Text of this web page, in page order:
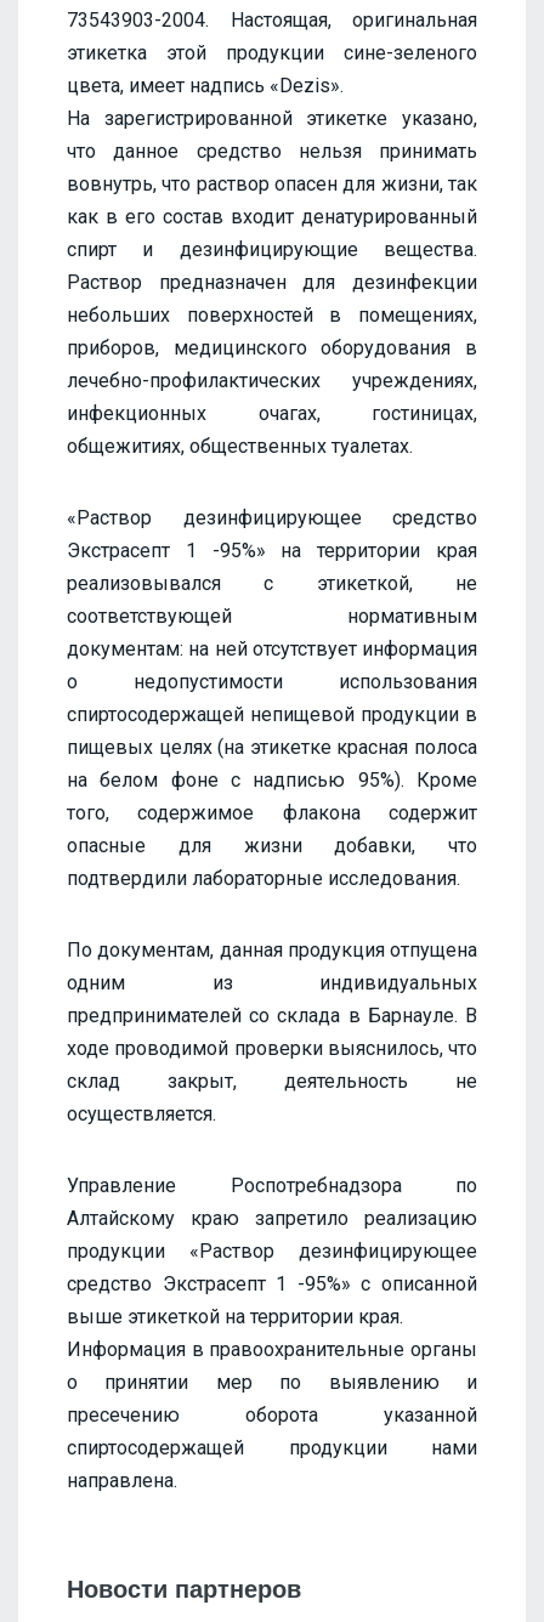
73543903-2004. Настоящая, оригинальная
этикетка этой продукции сине-зеленого
цвета, имеет надпись «Dezis».
На зарегистрированной этикетке указано,
что данное средство нельзя принимать
вовнутрь, что раствор опасен для жизни, так
как в его состав входит денатурированный
спирт и дезинфицирующие вещества.
Раствор предназначен для дезинфекции
небольших поверхностей в помещениях,
приборов, медицинского оборудования в
лечебно-профилактических учреждениях,
инфекционных очагах, гостиницах,
общежитиях, общественных туалетах.
«Раствор дезинфицирующее средство
Экстрасепт 1 -95%» на территории края
реализовывался с этикеткой, не
соответствующей нормативным
документам: на ней отсутствует информация
о недопустимости использования
спиртосодержащей непищевой продукции в
пищевых целях (на этикетке красная полоса
на белом фоне с надписью 95%). Кроме
того, содержимое флакона содержит
опасные для жизни добавки, что
подтвердили лабораторные исследования.
По документам, данная продукция отпущена
одним из индивидуальных
предпринимателей со склада в Барнауле. В
ходе проводимой проверки выяснилось, что
склад закрыт, деятельность не
осуществляется.
Управление Роспотребнадзора по
Алтайскому краю запретило реализацию
продукции «Раствор дезинфицирующее
средство Экстрасепт 1 -95%» с описанной
выше этикеткой на территории края.
Информация в правоохранительные органы
о принятии мер по выявлению и
пресечению оборота указанной
спиртосодержащей продукции нами
направлена.
Новости партнеров